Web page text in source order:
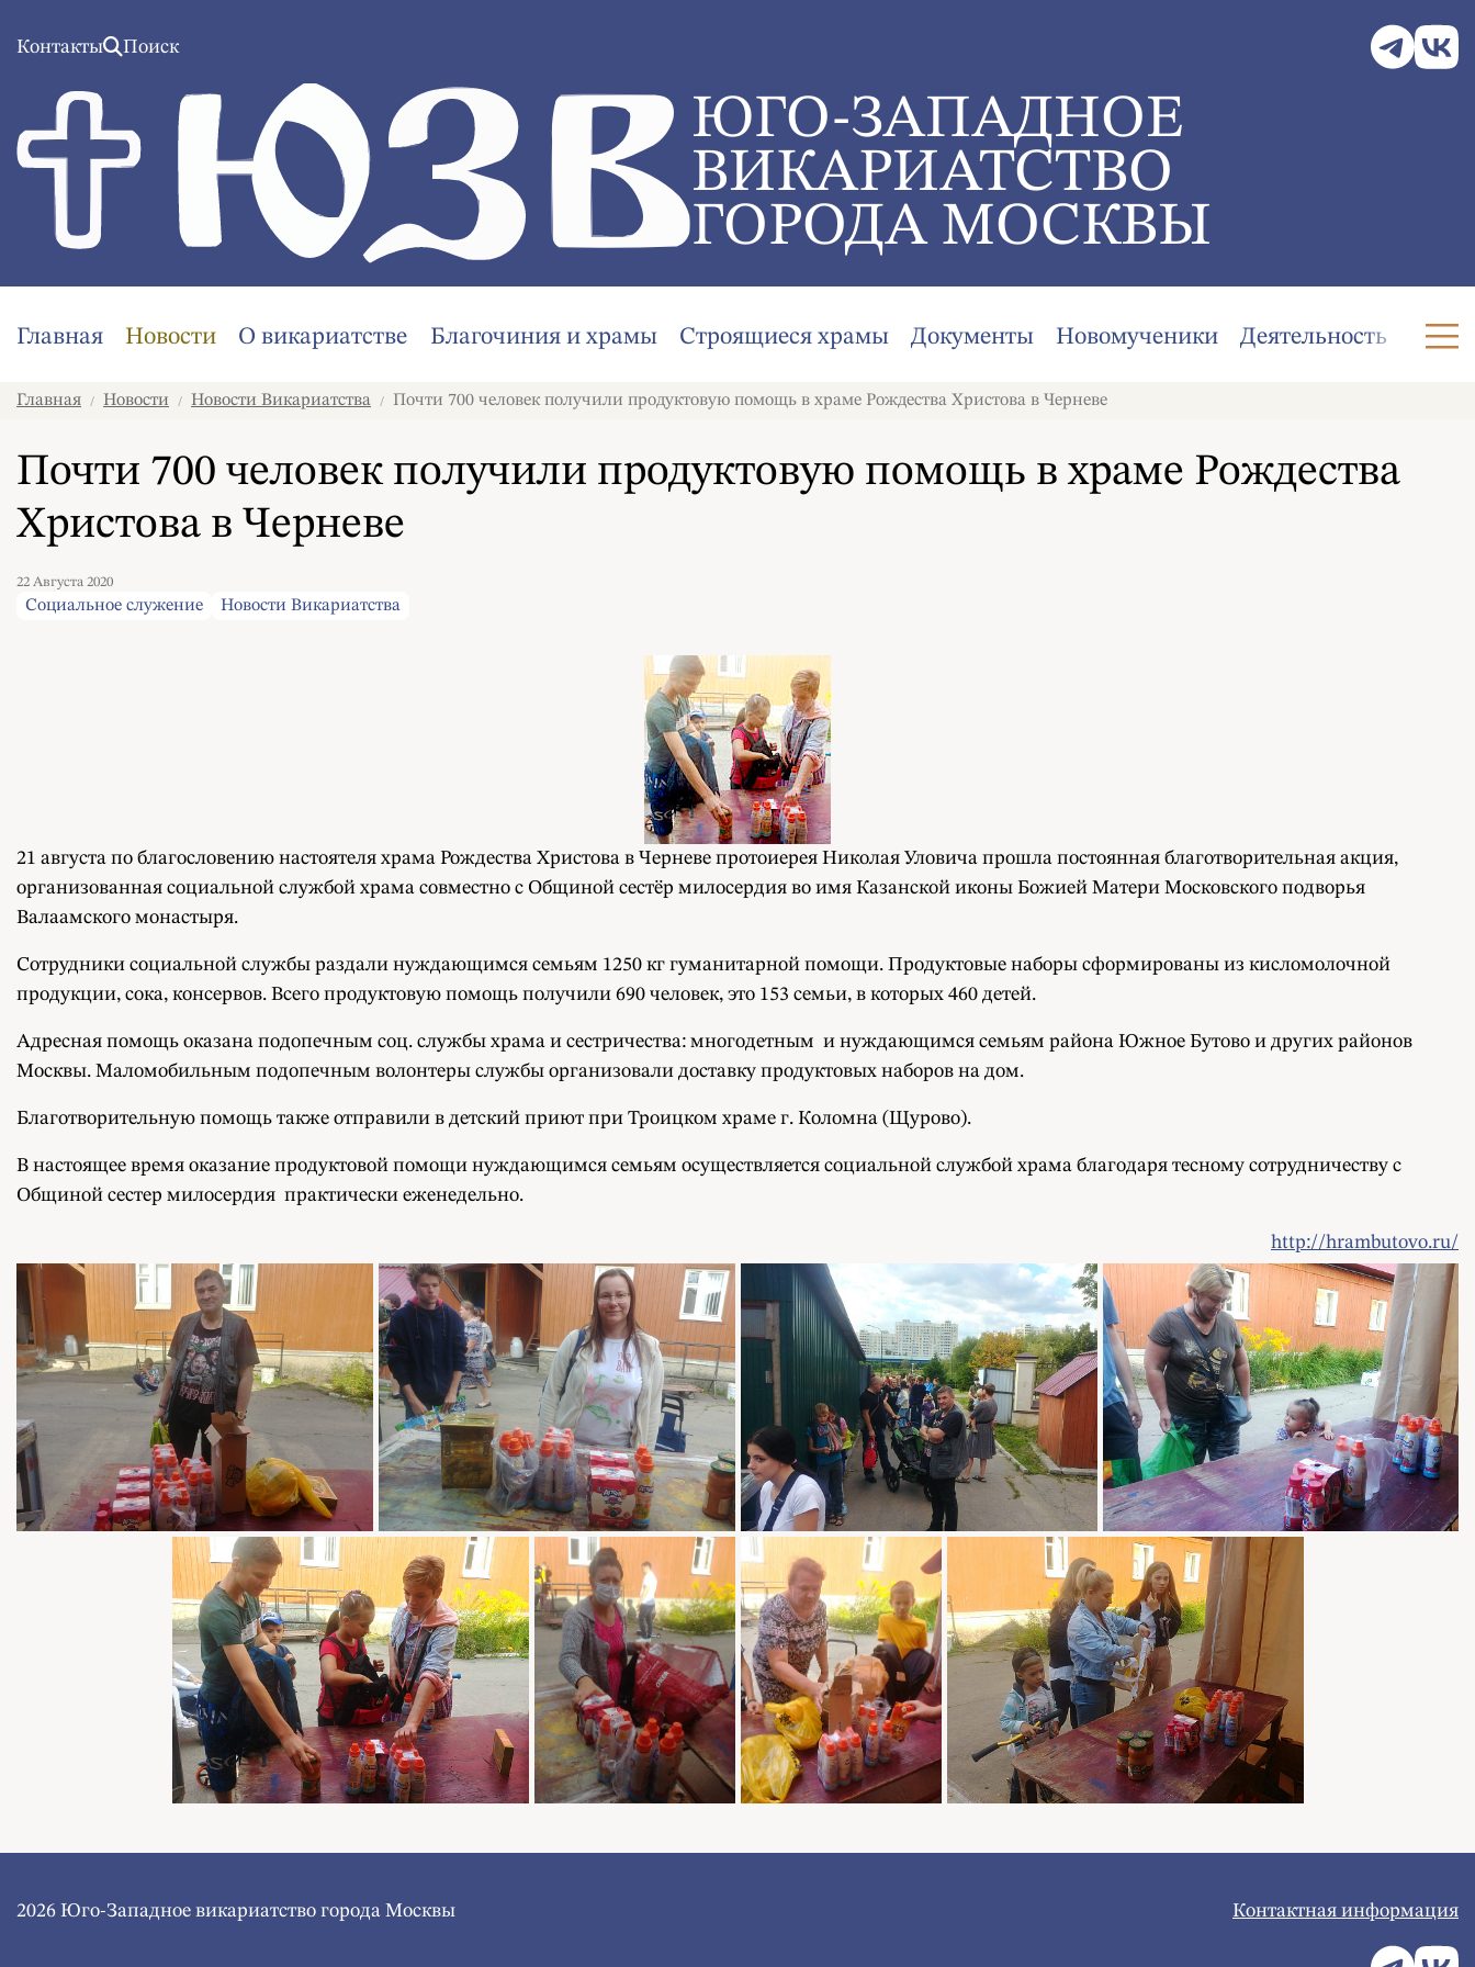
Контакты Поиск
ЮГО-ЗАПАДНОЕ
ВИКАРИАТСТВО
ГОРОДА МОСКВЫ
Главная Новости О викариатстве Благочиния и храмы Строящиеся храмы Документы Новомученики Деятельность
Главная / Новости / Новости Викариатства / Почти 700 человек получили продуктовую помощь в храме Рождества Христова в Черневе
Почти 700 человек получили продуктовую помощь в храме Рождества
Христова в Черневе
22 Августа 2020
Социальное служение Новости Викариатства
21 августа по благословению настоятеля храма Рождества Христова в Черневе протоиерея Николая Уловича прошла постоянная благотворительная акция,
организованная социальной службой храма совместно с Общиной сестёр милосердия во имя Казанской иконы Божией Матери Московского подворья
Валаамского монастыря.
Сотрудники социальной службы раздали нуждающимся семьям 1250 кг гуманитарной помощи. Продуктовые наборы сформированы из кисломолочной
продукции, сока, консервов. Всего продуктовую помощь получили 690 человек, это 153 семьи, в которых 460 детей.
Адресная помощь оказана подопечным соц. службы храма и сестричества: многодетным и нуждающимся семьям района Южное Бутово и других районов
Москвы. Маломобильным подопечным волонтеры службы организовали доставку продуктовых наборов на дом.
Благотворительную помощь также отправили в детский приют при Троицком храме г. Коломна (Щурово).
В настоящее время оказание продуктовой помощи нуждающимся семьям осуществляется социальной службой храма благодаря тесному сотрудничеству с
Общиной сестер милосердия практически еженедельно.
http://hrambutovo.ru/
2026 Юго-Западное викариатство города Москвы Контактная информация